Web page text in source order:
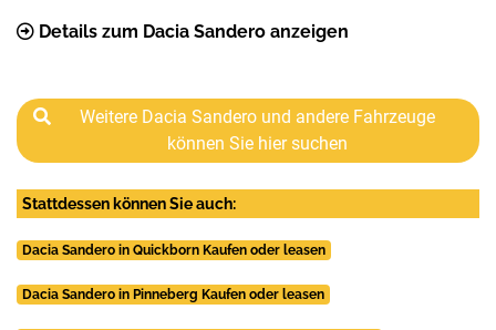
Details zum Dacia Sandero anzeigen
Weitere Dacia Sandero und andere Fahrzeuge
können Sie hier suchen
Stattdessen können Sie auch:
Dacia Sandero in Quickborn Kaufen oder leasen
Dacia Sandero in Pinneberg Kaufen oder leasen